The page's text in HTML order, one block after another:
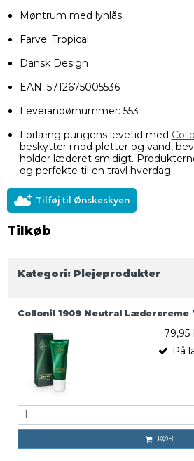
Møntrum med lynlås
Farve: Tropical
Dansk Design
EAN: 5712675005536
Leverandørnummer: 553
Forlæng pungens levetid med
beskytter mod pletter og vand,
holder læderet smidigt.
og perfekte til en travl hverdag.
Tilføj til Ønskeskyen
Tilkøb
Kategori: Plejeprodukter
Collonil 1909 Neutral Lædercreme
79,95
På
KØB